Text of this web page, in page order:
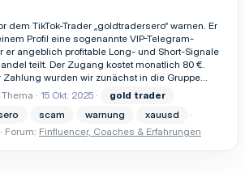
dem TikTok-Trader „goldtradersero“ warnen. Er
Profil eine sogenannte VIP-Telegram-
er angeblich profitable Long- und Short-Signale
teilt. Der Zugang kostet monatlich 80 €.
wurden wir zunächst in die Gruppe...
Thema 15 Okt. 2025 gold trader
scam warnung
xauusd
Forum: Finfluencer, Coaches & Erfahrungen